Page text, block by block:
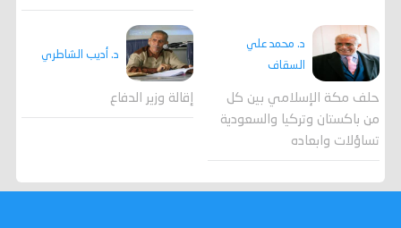
د. محمد علي
السقاف
حلف مكة الإسلامي بين كل
من باكستان وتركيا والسعودية
تساؤلات وابعاده
د. أديب الشاطري
إقالة وزير الدفاع